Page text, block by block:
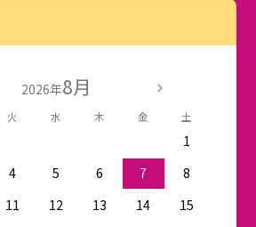
2026年8月
火 水 木 金 土
1
4 5 6 7
8
11 12 13 14
15